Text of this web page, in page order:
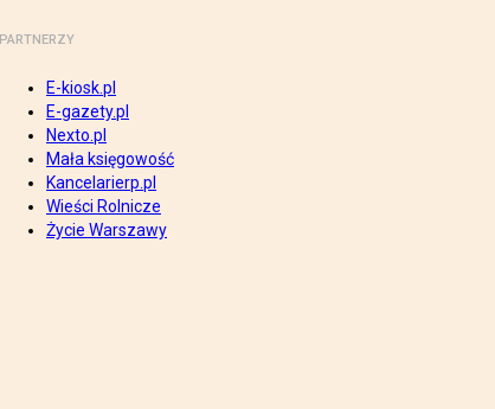
PARTNERZY
E-kiosk.pl
E-gazety.pl
Nexto.pl
Mała księgowość
Kancelarierp.pl
Wieści Rolnicze
Życie Warszawy